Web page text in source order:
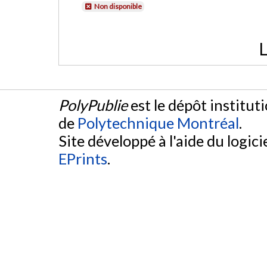
Non disponible
PolyPublieest le dépôt
de Polytechnique Montréal.
Site développé à l'aide du
EPrints.